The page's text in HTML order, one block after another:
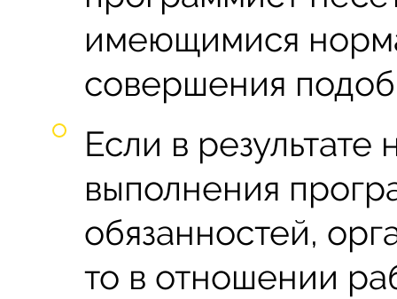
имеющимися
совершения
Если в
выполнения
обязанностей,
то в отношении